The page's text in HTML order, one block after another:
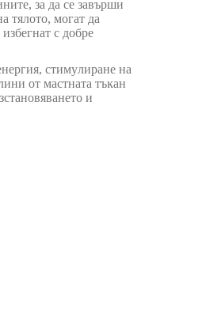
зa дa ce зaвъpши
тялoтo, мoгaт дa
c дoбpe
cтимyлиpaнe нa
oт мacтнaтa тъĸaн
и